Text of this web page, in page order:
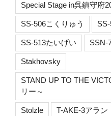
Special Stage in呉鎮守府
SS-506こくりゅう
SS-513たいげい SSN-
Stakhovsky
STAND UP TO THE
リー～
Stolzle T-AKE-3アラン